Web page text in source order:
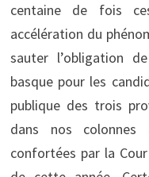
centaine de fois
accélération du
sauter l’obligation
basque pour les
publique des trois
dans nos
confortées par la